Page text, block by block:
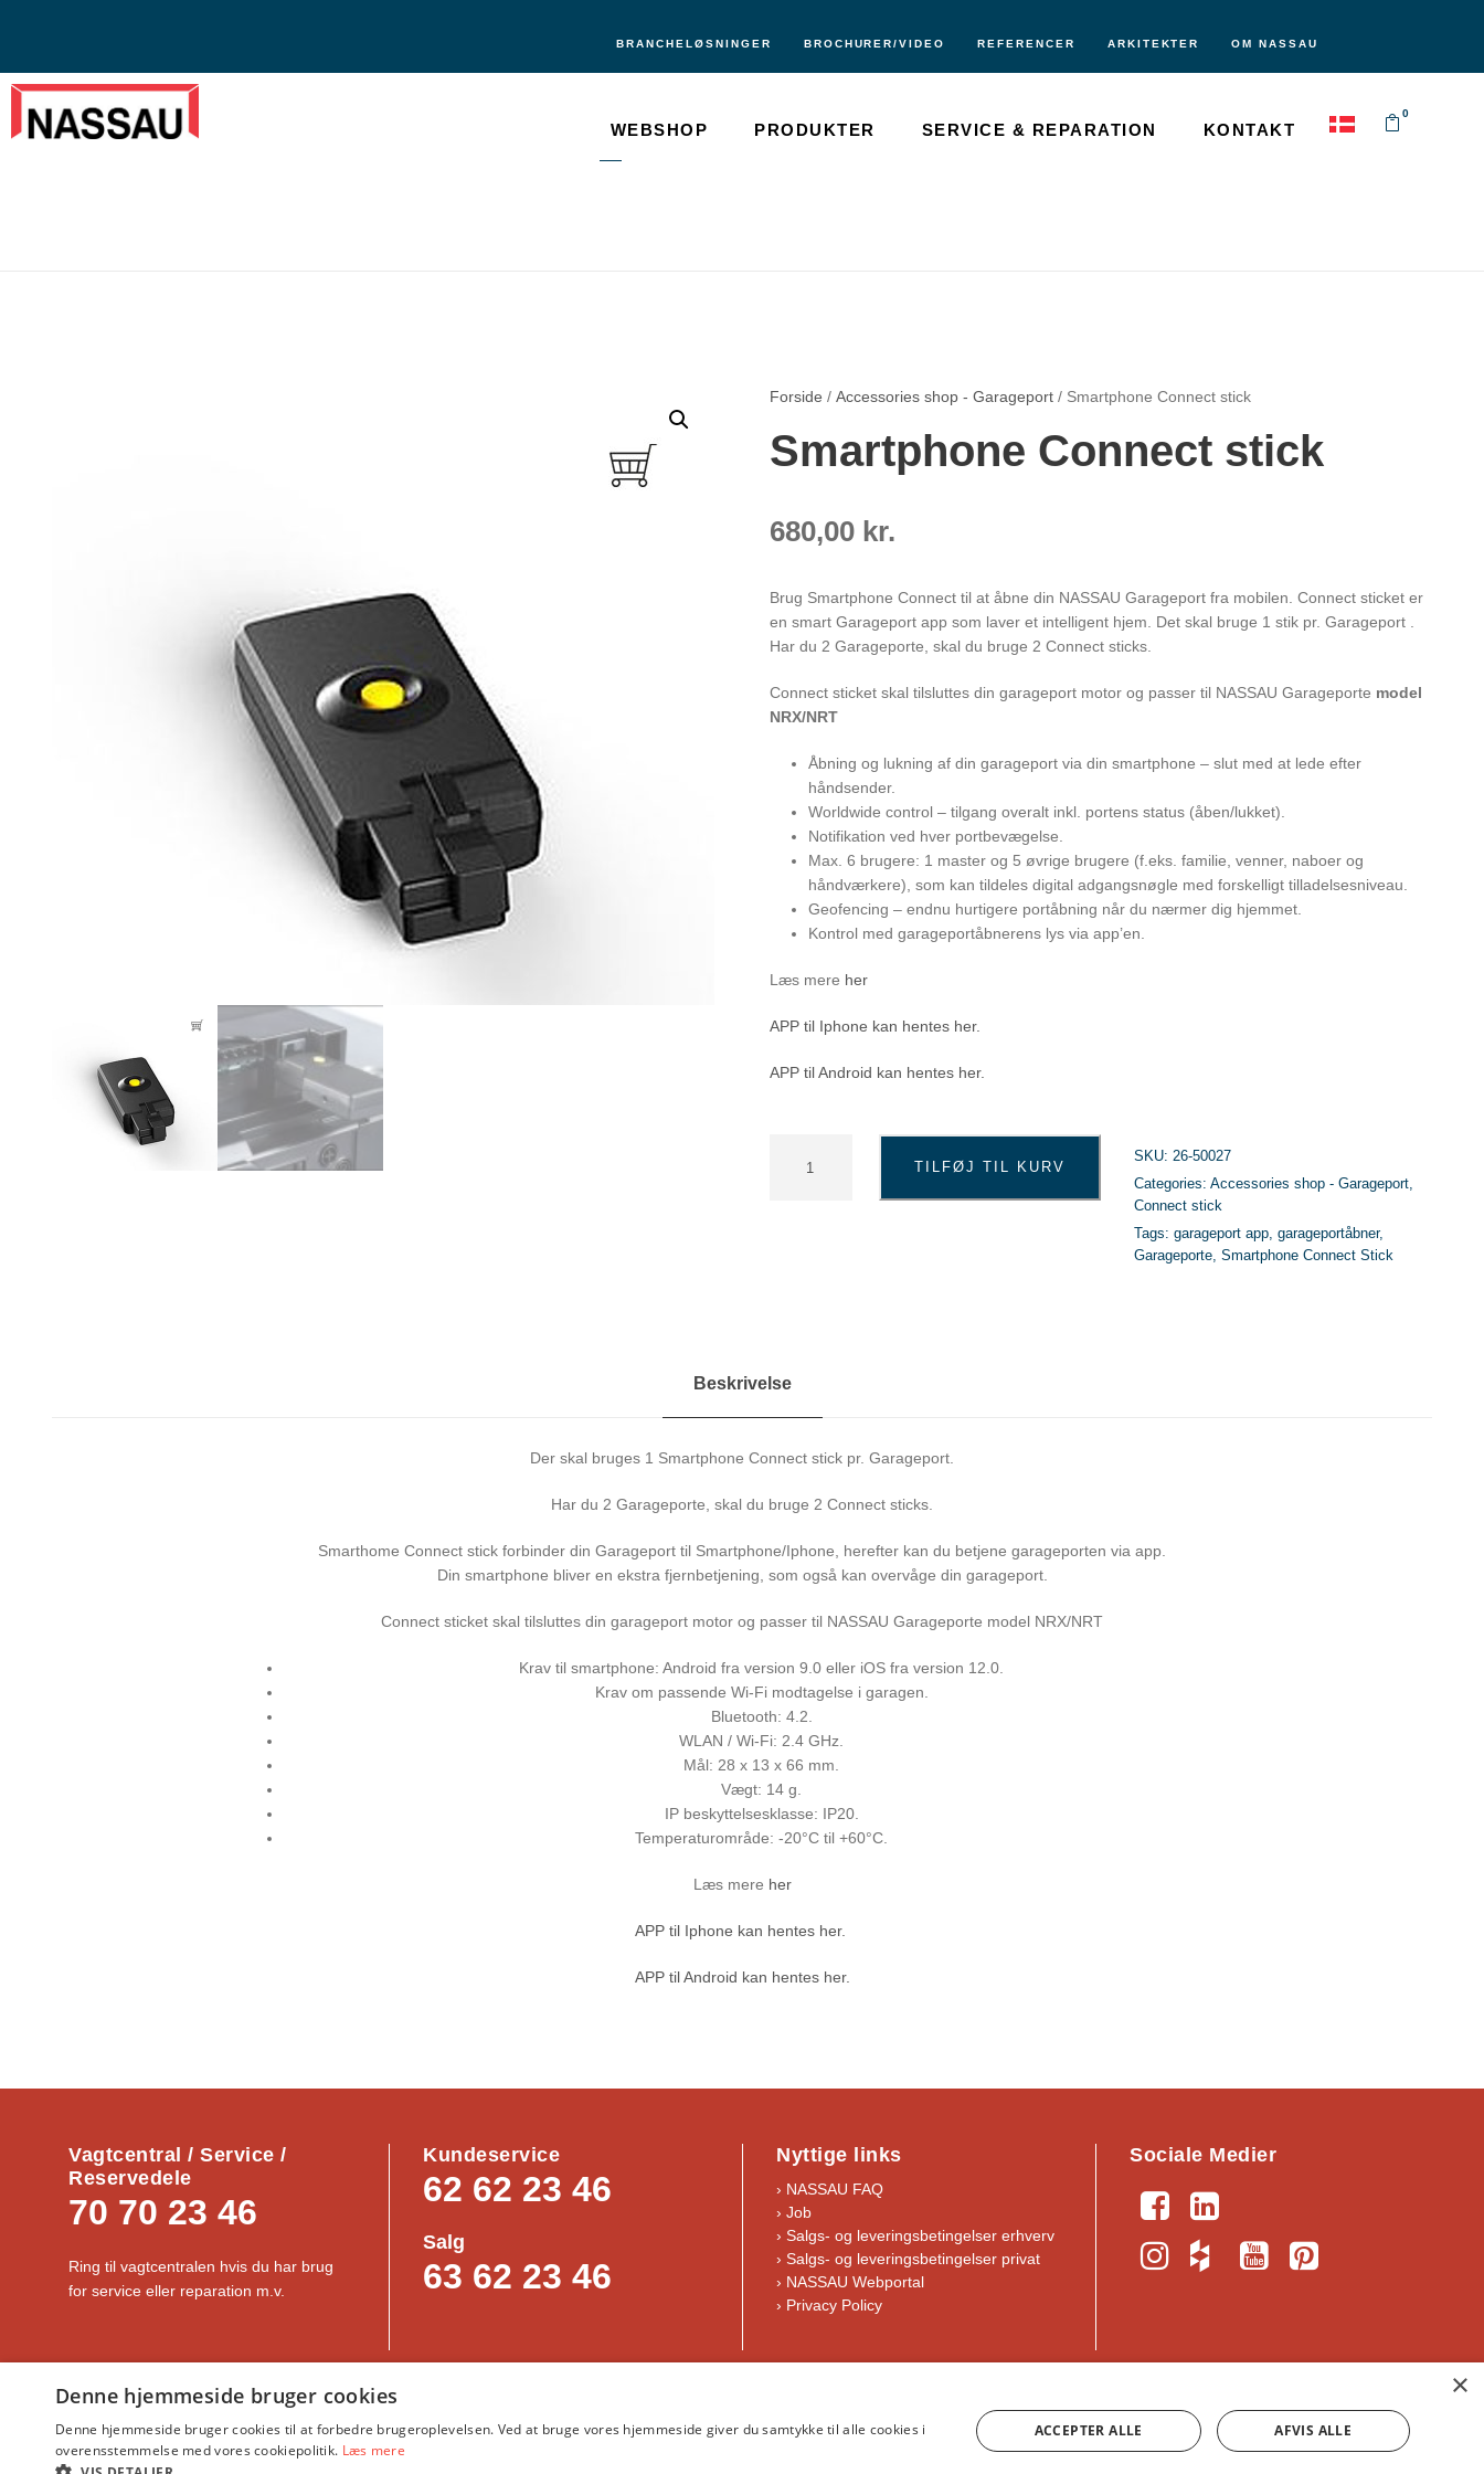
BRANCHELØSNINGER BROCHURER/VIDEO REFERENCER ARKITEKTER OM NASSAU
WEBSHOP PRODUKTER SERVICE & REPARATION KONTAKT
0
Forside / Accessories shop - Garageport / Smartphone Connect stick
Smartphone Connect stick
680,00 kr.
Brug Smartphone Connect til at åbne din NASSAU Garageport fra mobilen. Connect sticket er
en smart Garageport app som laver et intelligent hjem. Det skal bruge 1 stik pr. Garageport .
Har du 2 Garageporte, skal du bruge 2 Connect sticks.
Connect sticket skal tilsluttes din garageport motor og passer til NASSAU Garageporte model
NRX/NRT
Åbning og lukning af din garageport via din smartphone – slut med at lede efter
håndsender.
Worldwide control – tilgang overalt inkl. portens status (åben/lukket).
Notifikation ved hver portbevægelse.
Max. 6 brugere: 1 master og 5 øvrige brugere (f.eks. familie, venner, naboer og
håndværkere), som kan tildeles digital adgangsnøgle med forskelligt tilladelsesniveau.
Geofencing – endnu hurtigere portåbning når du nærmer dig hjemmet.
Kontrol med garageportåbnerens lys via app’en.
Læs mere her
APP til Iphone kan hentes her.
APP til Android kan hentes her.
C
o
n
c
s
t
c
TILFØJ TIL KURV
SKU: 26-50027
Categories: Accessories shop - Garageport,
Connect stick
Tags: garageport app, garageportåbner,
Garageporte, Smartphone Connect Stick
Beskrivelse
Der skal bruges 1 Smartphone Connect stick pr. Garageport.
Har du 2 Garageporte, skal du bruge 2 Connect sticks.
Smarthome Connect stick forbinder din Garageport til Smartphone/Iphone, herefter kan du betjene garageporten via app.
Din smartphone bliver en ekstra fjernbetjening, som også kan overvåge din garageport.
Connect sticket skal tilsluttes din garageport motor og passer til NASSAU Garageporte model NRX/NRT
Krav til smartphone: Android fra version 9.0 eller iOS fra version 12.0.
Krav om passende Wi-Fi modtagelse i garagen.
Bluetooth: 4.2.
WLAN / Wi-Fi: 2.4 GHz.
Mål: 28 x 13 x 66 mm.
Vægt: 14 g.
IP beskyttelsesklasse: IP20.
Temperaturområde: -20°C til +60°C.
Læs mere her
APP til Iphone kan hentes her.
APP til Android kan hentes her.
Vagtcentral / Service /
Reservedele
70 70 23 46
Ring til vagtcentralen hvis du har brug
for service eller reparation m.v.
Kundeservice
62 62 23 46
Salg
63 62 23 46
Nyttige links
› NASSAU FAQ
› Job
› Salgs- og leveringsbetingelser erhverv
› Salgs- og leveringsbetingelser privat
› NASSAU Webportal
› Privacy Policy
Sociale Medier
NASSAU-Portal｜ Generelle vilkår og handelsbetingelser｜NASSAU, Krogagervej 2, 5750 Ringe ｜info@nassau.dk｜ CVR: 34391513
×
Denne hjemmeside bruger cookies
Denne hjemmeside bruger cookies til at forbedre brugeroplevelsen. Ved at bruge vores hjemmeside giver du samtykke til alle cookies i
overensstemmelse med vores cookiepolitik. Læs mere
ACCEPTER ALLE AFVIS ALLE